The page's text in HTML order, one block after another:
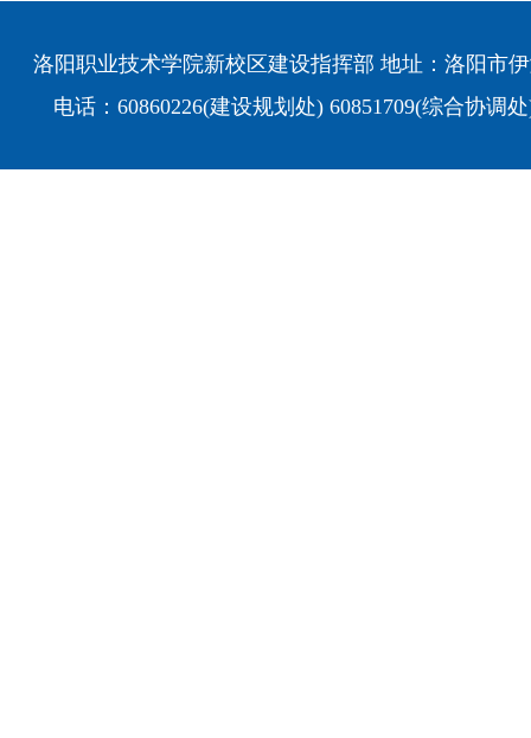
洛阳职业技术学院新校区建设指挥部 地址：洛阳市
电话：60860226(建设规划处) 60851709(综合协调